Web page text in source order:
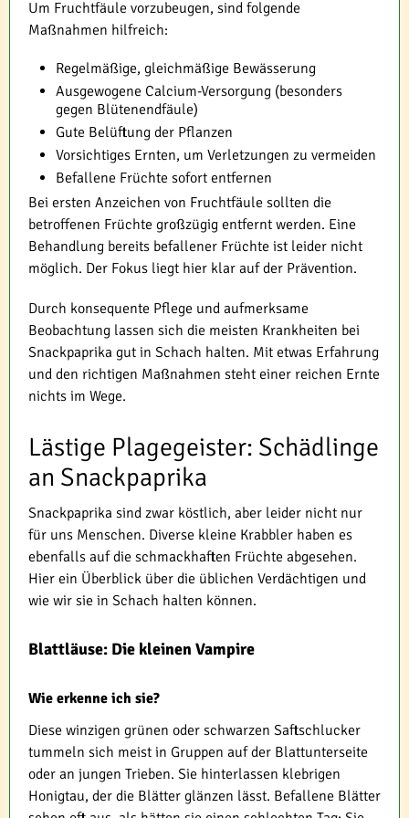
Um Fruchtfäule vorzubeugen, sind folgende
Maßnahmen hilfreich:
Regelmäßige, gleichmäßige Bewässerung
Ausgewogene Calcium-Versorgung (besonders
gegen Blütenendfäule)
Gute Belüftung der Pflanzen
Vorsichtiges Ernten, um Verletzungen zu vermeiden
Befallene Früchte sofort entfernen
Bei ersten Anzeichen von Fruchtfäule sollten die
betroffenen Früchte großzügig entfernt werden. Eine
Behandlung bereits befallener Früchte ist leider nicht
möglich. Der Fokus liegt hier klar auf der Prävention.
Durch konsequente Pflege und aufmerksame
Beobachtung lassen sich die meisten Krankheiten bei
Snackpaprika gut in Schach halten. Mit etwas Erfahrung
und den richtigen Maßnahmen steht einer reichen Ernte
nichts im Wege.
Lästige Plagegeister: Schädlinge
an Snackpaprika
Snackpaprika sind zwar köstlich, aber leider nicht nur
für uns Menschen. Diverse kleine Krabbler haben es
ebenfalls auf die schmackhaften Früchte abgesehen.
Hier ein Überblick über die üblichen Verdächtigen und
wie wir sie in Schach halten können.
Blattläuse: Die kleinen Vampire
Wie erkenne ich sie?
Diese winzigen grünen oder schwarzen Saftschlucker
tummeln sich meist in Gruppen auf der Blattunterseite
oder an jungen Trieben. Sie hinterlassen klebrigen
Honigtau, der die Blätter glänzen lässt. Befallene Blätter